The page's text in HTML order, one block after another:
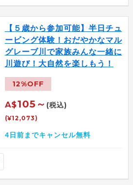
【５歳から参加可能】半日チュ
ービング体験！おだやかなマル
グレーブ川で家族みんな一緒に
川遊び！大自然を楽しもう！
12%OFF
A$105～ (税込)
(¥12,073)
4日前までキャンセル無料